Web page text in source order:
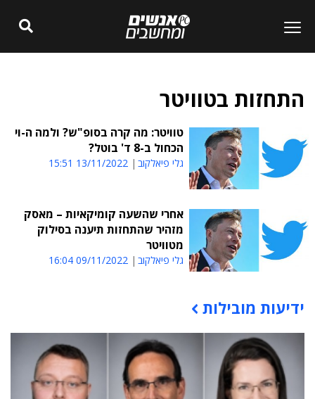
התחזות בטוויטר
טוויטר: מה קרה בסופ"ש? ולמה ה-וי
הכחול ב-8 ד' בוטל?
גלי פיאלקוב 13/11/2022 15:51
אחרי שהשעה קומיקאיות – מאסק
מזהיר שהתחזות תיענה בסילוק
מטוויטר
גלי פיאלקוב 09/11/2022 16:04
תוכן פרסומי
ידיעות מובילות